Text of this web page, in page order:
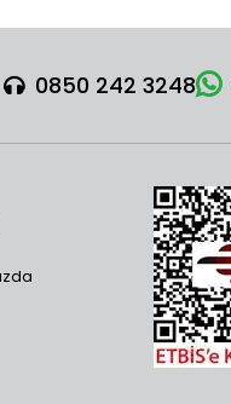
0850 242 3248